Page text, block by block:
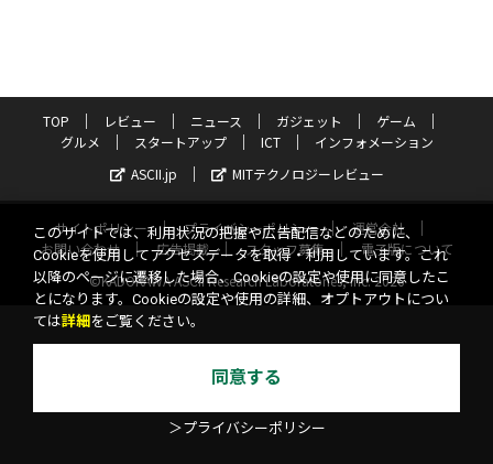
TOP レビュー ニュース ガジェット
ゲーム
グルメ
スタートアップ ICT
インフォメーション
ASCII.jp
MITテクノロジーレビュー
サイトポリシー プライバシーポリシー
運営会社
お問い合わせ
広告掲載 スタッフ募集
電子版について
©KADOKAWA ASCII Research Laboratories, Inc. 2026
このサイトでは、利用状況の把握や広告配信などのために、
Cookieを使用してアクセスデータを取得・利用しています。これ
以降のページに遷移した場合、Cookieの設定や使用に同意したこ
とになります。Cookieの設定や使用の詳細、オプトアウトについ
ては詳細 をご覧ください。
同意する
＞プライバシーポリシー